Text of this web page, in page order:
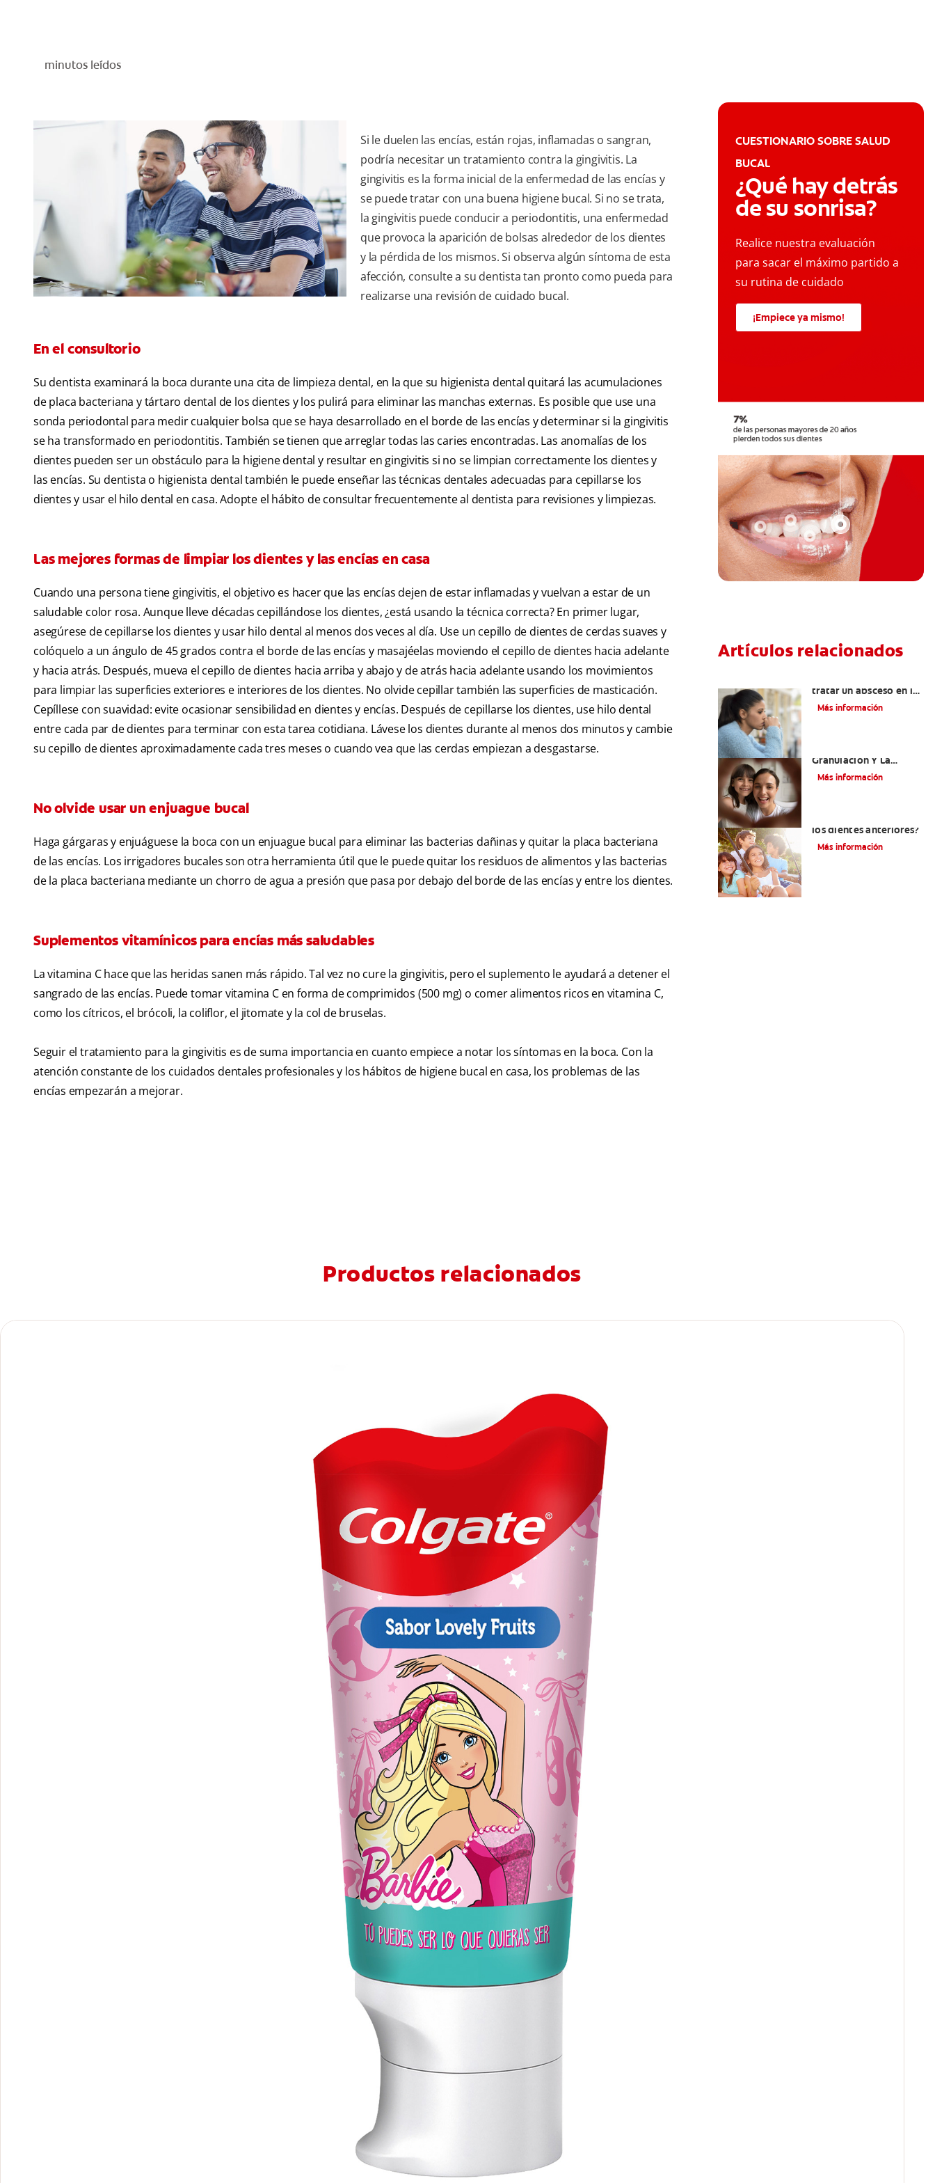
minutos leídos
Si le duelen las encías, están rojas, inflamadas o sangran,
podría necesitar un tratamiento contra la gingivitis. La
gingivitis es la forma inicial de la enfermedad de las encías y
se puede tratar con una buena higiene bucal. Si no se trata,
la gingivitis puede conducir a periodontitis, una enfermedad
que provoca la aparición de bolsas alrededor de los dientes
y la pérdida de los mismos. Si observa algún síntoma de esta
afección, consulte a su dentista tan pronto como pueda para
realizarse una revisión de cuidado bucal.
En el consultorio
Su dentista examinará la boca durante una cita de limpieza dental, en la que su higienista dental quitará las acumulaciones
de placa bacteriana y tártaro dental de los dientes y los pulirá para eliminar las manchas externas. Es posible que use una
sonda periodontal para medir cualquier bolsa que se haya desarrollado en el borde de las encías y determinar si la gingivitis
se ha transformado en periodontitis. También se tienen que arreglar todas las caries encontradas. Las anomalías de los
dientes pueden ser un obstáculo para la higiene dental y resultar en gingivitis si no se limpian correctamente los dientes y
las encías. Su dentista o higienista dental también le puede enseñar las técnicas dentales adecuadas para cepillarse los
dientes y usar el hilo dental en casa. Adopte el hábito de consultar frecuentemente al dentista para revisiones y limpiezas.
Las mejores formas de limpiar los dientes y las encías en casa
Cuando una persona tiene gingivitis, el objetivo es hacer que las encías dejen de estar inflamadas y vuelvan a estar de un
saludable color rosa. Aunque lleve décadas cepillándose los dientes, ¿está usando la técnica correcta? En primer lugar,
asegúrese de cepillarse los dientes y usar hilo dental al menos dos veces al día. Use un cepillo de dientes de cerdas suaves y
colóquelo a un ángulo de 45 grados contra el borde de las encías y masajéelas moviendo el cepillo de dientes hacia adelante
y hacia atrás. Después, mueva el cepillo de dientes hacia arriba y abajo y de atrás hacia adelante usando los movimientos
para limpiar las superficies exteriores e interiores de los dientes. No olvide cepillar también las superficies de masticación.
Cepíllese con suavidad: evite ocasionar sensibilidad en dientes y encías. Después de cepillarse los dientes, use hilo dental
entre cada par de dientes para terminar con esta tarea cotidiana. Lávese los dientes durante al menos dos minutos y cambie
su cepillo de dientes aproximadamente cada tres meses o cuando vea que las cerdas empiezan a desgastarse.
No olvide usar un enjuague bucal
Haga gárgaras y enjuáguese la boca con un enjuague bucal para eliminar las bacterias dañinas y quitar la placa bacteriana
de las encías. Los irrigadores bucales son otra herramienta útil que le puede quitar los residuos de alimentos y las bacterias
de la placa bacteriana mediante un chorro de agua a presión que pasa por debajo del borde de las encías y entre los dientes.
Suplementos vitamínicos para encías más saludables
La vitamina C hace que las heridas sanen más rápido. Tal vez no cure la gingivitis, pero el suplemento le ayudará a detener el
sangrado de las encías. Puede tomar vitamina C en forma de comprimidos (500 mg) o comer alimentos ricos en vitamina C,
como los cítricos, el brócoli, la coliflor, el jitomate y la col de bruselas.
Seguir el tratamiento para la gingivitis es de suma importancia en cuanto empiece a notar los síntomas en la boca. Con la
atención constante de los cuidados dentales profesionales y los hábitos de higiene bucal en casa, los problemas de las
encías empezarán a mejorar.
CUESTIONARIO SOBRE SALUD
BUCAL
¿Qué hay detrás
de su sonrisa?
Realice nuestra evaluación
para sacar el máximo partido a
su rutina de cuidado
¡Empiece ya mismo!
Artículos relacionados
tratar un absceso en las
encías?
Más información
Granulación Y La
Cicatrización De
Más información
los dientes anteriores?
Más información
Productos relacionados